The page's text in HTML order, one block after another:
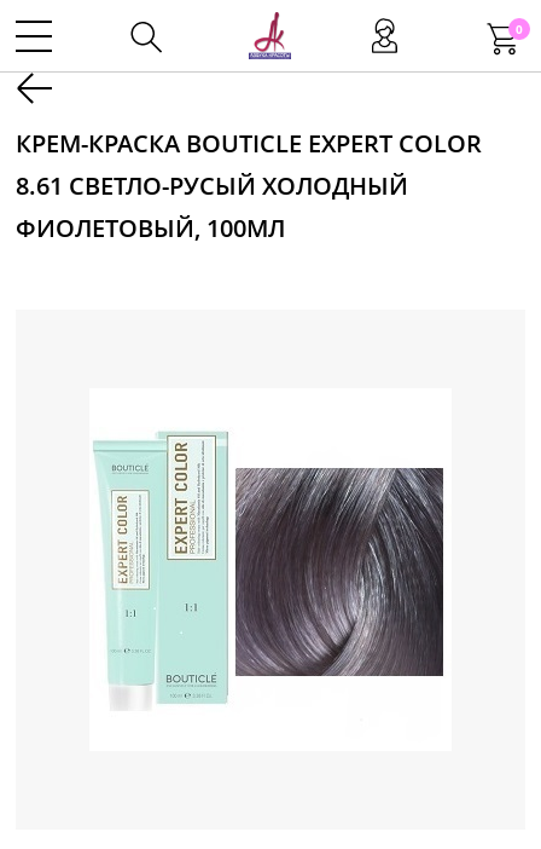
0
Инструменты
Маникюр
Одноразовая продукция
Уход за кожей
КРЕМ-КРАСКА BOUTICLE EXPERT COLOR
8.61 СВЕТЛО-РУСЫЙ ХОЛОДНЫЙ
ФИОЛЕТОВЫЙ, 100МЛ